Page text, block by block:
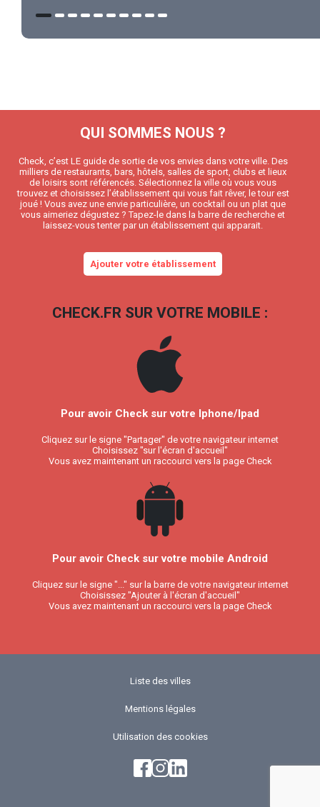
QUI SOMMES NOUS ?
Check, c’est LE guide de sortie de vos envies dans votre ville. Des
milliers de restaurants, bars, hôtels, salles de sport, clubs et lieux
de loisirs sont référencés. Sélectionnez la ville où vous vous
trouvez et choisissez l’établissement qui vous fait rêver, le tour est
joué ! Vous avez une envie particulière, un cocktail ou un plat que
vous aimeriez dégustez ? Tapez-le dans la barre de recherche et
laissez-vous tenter par un établissement qui apparait.
Ajouter votre établissement
CHECK.FR SUR VOTRE MOBILE :
Pour avoir Check sur votre Iphone/Ipad
Cliquez sur le signe "Partager" de votre navigateur internet
Choisissez "sur l'écran d'accueil"
Vous avez maintenant un raccourci vers la page Check
Pour avoir Check sur votre mobile Android
Cliquez sur le signe "..." sur la barre de votre navigateur internet
Choisissez "Ajouter à l'écran d'accueil"
Vous avez maintenant un raccourci vers la page Check
Liste des villes
Mentions légales
Utilisation des cookies